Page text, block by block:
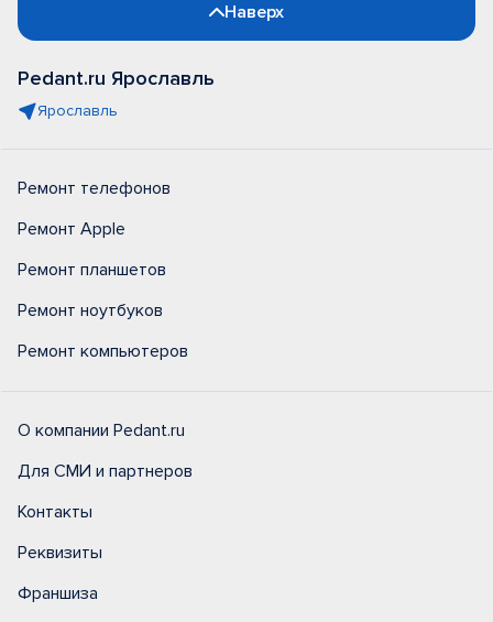
Наверх
Pedant.ru Ярославль
Ярославль
Ремонт телефонов
Ремонт Apple
Ремонт планшетов
Ремонт ноутбуков
Ремонт компьютеров
О компании Pedant.ru
Для СМИ и партнеров
Контакты
Реквизиты
Франшиза